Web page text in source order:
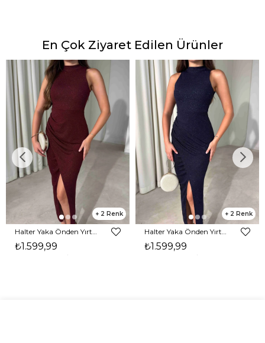
En Çok Ziyaret Edilen Ürünler
2
₺1.599,99
2
₺1.599,99